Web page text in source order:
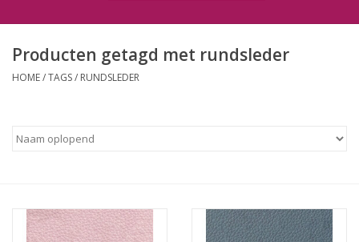
FAQ
Producten getagd met rundsleder
HOME/TAGS/ RUNDSLEDER